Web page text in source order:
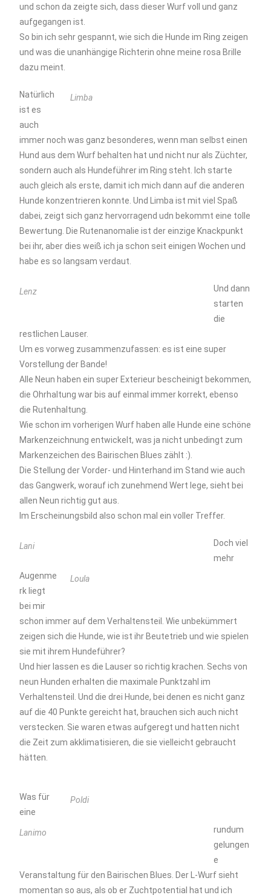
und schon da zeigte sich, dass dieser Wurf voll und ganz
aufgegangen ist.
So bin ich sehr gespannt, wie sich die Hunde im Ring zeigen
und was die unanhängige Richterin ohne meine rosa Brille
dazu meint.
Limba
Natürlich
ist es
auch
immer noch was ganz besonderes, wenn man selbst einen
Hund aus dem Wurf behalten hat und nicht nur als Züchter,
sondern auch als Hundeführer im Ring steht. Ich starte
auch gleich als erste, damit ich mich dann auf die anderen
Hunde konzentrieren konnte. Und Limba ist mit viel Spaß
dabei, zeigt sich ganz hervorragend udn bekommt eine tolle
Bewertung. Die Rutenanomalie ist der einzige Knackpunkt
bei ihr, aber dies weiß ich ja schon seit einigen Wochen und
habe es so langsam verdaut.
Lenz
Und dann
starten
die
restlichen Lauser.
Um es vorweg zusammenzufassen: es ist eine super
Vorstellung der Bande!
Alle Neun haben ein super Exterieur bescheinigt bekommen,
die Ohrhaltung war bis auf einmal immer korrekt, ebenso
die Rutenhaltung.
Wie schon im vorherigen Wurf haben alle Hunde eine schöne
Markenzeichnung entwickelt, was ja nicht unbedingt zum
Markenzeichen des Bairischen Blues zählt :).
Die Stellung der Vorder- und Hinterhand im Stand wie auch
das Gangwerk, worauf ich zunehmend Wert lege, sieht bei
allen Neun richtig gut aus.
Im Erscheinungsbild also schon mal ein voller Treffer.
Lani
Loula
Doch viel
mehr
Augenme
rk liegt
bei mir
schon immer auf dem Verhaltensteil. Wie unbekümmert
zeigen sich die Hunde, wie ist ihr Beutetrieb und wie spielen
sie mit ihrem Hundeführer?
Und hier lassen es die Lauser so richtig krachen. Sechs von
neun Hunden erhalten die maximale Punktzahl im
Verhaltensteil. Und die drei Hunde, bei denen es nicht ganz
auf die 40 Punkte gereicht hat, brauchen sich auch nicht
verstecken. Sie waren etwas aufgeregt und hatten nicht
die Zeit zum akklimatisieren, die sie vielleicht gebraucht
hätten.
Poldi
Lanimo
Was für
eine
rundum
gelungen
e
Veranstaltung für den Bairischen Blues. Der L-Wurf sieht
momentan so aus, als ob er Zuchtpotential hat und ich